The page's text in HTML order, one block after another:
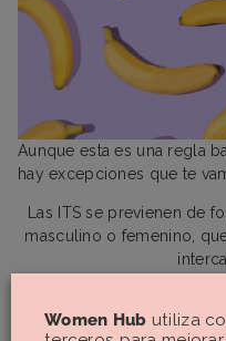
Aunque esta es una regla
hay excepciones que te
Las ITS se previenen de
masculino o femenino,
prevenir enfermedades de
Women Hub utiliza